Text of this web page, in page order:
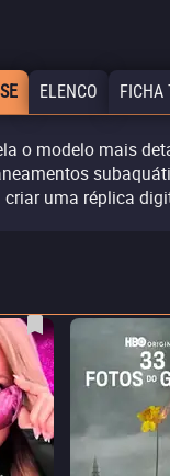
ELENCO FICHA
o modelo mais
criar uma réplica